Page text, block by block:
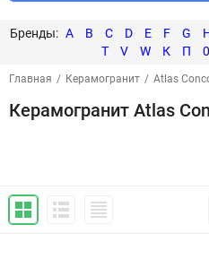
A B C D E F G
T
V W К П
Главная / Керамогранит / Atlas
Керамогранит Atlas